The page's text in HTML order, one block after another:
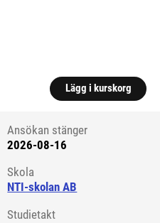
Lägg i kurskorg
Ansökan stänger
2026-08-16
Skola
NTI-skolan AB
Studietakt